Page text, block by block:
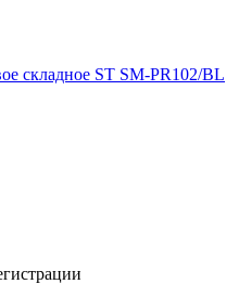
складное ST SM-PR102/BL